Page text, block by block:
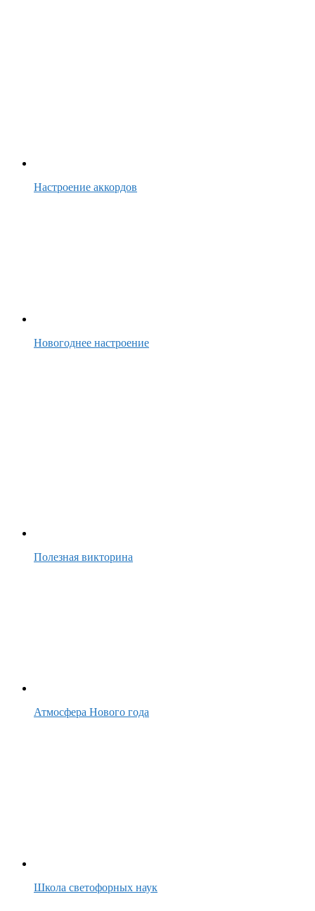
Настроение аккордов
Новогоднее настроение
Полезная викторина
Атмосфера Нового года
Школа светофорных наук